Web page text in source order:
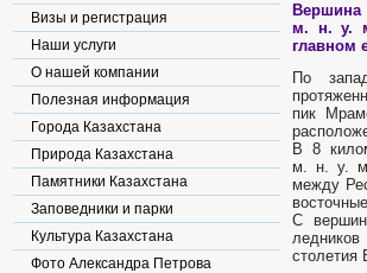
Визы и регистрация
Наши услуги
О нашей компании
Полезная информация
Города Казахстана
Природа Казахстана
Памятники Казахстана
Заповедники и парки
Культура Казахстана
Фото Александра Петрова
Вершина
м. н. у.
главном
По
пик
В 8
м. н. у. м.
между
С
столетия